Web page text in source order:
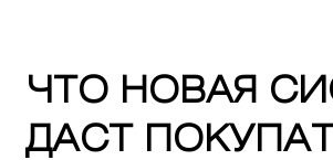
ЧТО НОВАЯ
ДАСТ